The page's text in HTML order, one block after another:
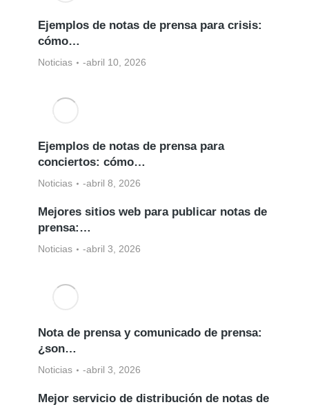
Ejemplos de notas de prensa para crisis:
cómo…
Noticias abril 10, 2026
Ejemplos de notas de prensa para
conciertos: cómo…
Noticias abril 8, 2026
Mejores sitios web para publicar notas de
prensa:…
Noticias abril 3, 2026
Nota de prensa y comunicado de prensa:
¿son…
Noticias abril 3, 2026
Mejor servicio de distribución de notas de